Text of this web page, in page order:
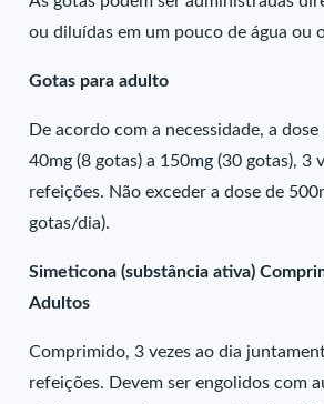
ou diluídas em um pouco de água ou
Gotas para adulto
De acordo com a necessidade, a
40mg (8 gotas) a 150mg (30 gotas), 3
refeições. Não exceder a dose de
gotas/dia).
Simeticona (substância ativa)
Adultos
Comprimido, 3 vezes ao dia
refeições. Devem ser engolidos com